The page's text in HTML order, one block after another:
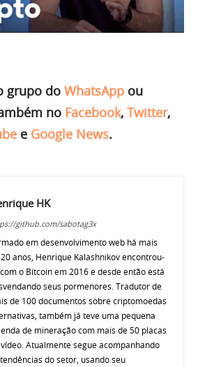
grupo do WhatsApp ou
no Facebook, Twitter,
e Google News.
HK
github.com/sabotag3x
em desenvolvimento web há mais
anos, Henrique Kalashnikov encontrou-
o Bitcoin em 2016 e desde então está
seus pormenores. Tradutor de
de 100 documentos sobre criptomoedas
também já teve uma pequena
de mineração com mais de 50 placas
Atualmente segue acompanhando
do setor, usando seu